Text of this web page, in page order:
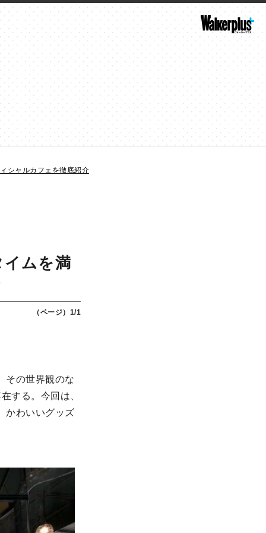
シャルカフェを徹底紹介
ムを満
（ページ）1/1
その世界観のな
する。今回は、
かわいいグッズ